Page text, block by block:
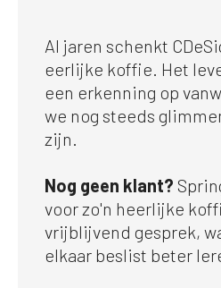
Al jaren schenkt
eerlijke koffie. Het
een erkenning op
we nog steeds
zijn.
Nog geen klant?
voor zo'n heerlijke
vrijblijvend gesprek,
elkaar beslist beter